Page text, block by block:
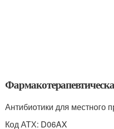
Антибиотики для местного
Код АТХ: D06AX